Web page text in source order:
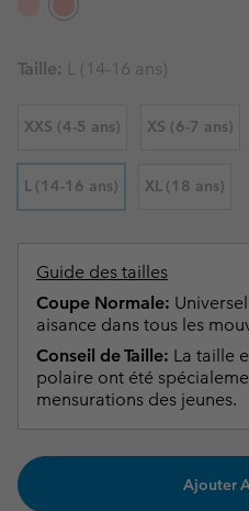
Taille: L (14-16 ans)
XXS (4-5 ans) XS (6-7 ans)
L (14-16 ans) XL (18 ans)
Guide des tailles
Coupe Normale:
aisance dans tous les
Conseil de Taille: La taille
polaire ont été
mensurations des jeunes.
Ajouter